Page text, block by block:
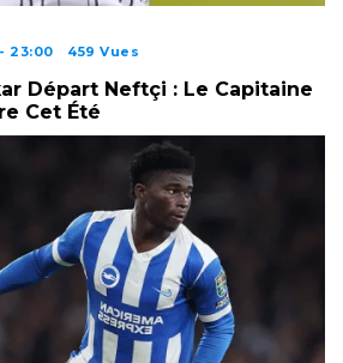
23:00 459 Vues
Départ Neftçi : Le Capitaine
Cet Été